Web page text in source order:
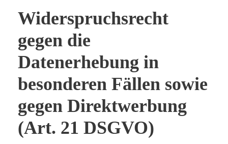
Widerspruchsrecht
gegen die
Datenerhebung in
besonderen Fällen sowie
gegen Direktwerbung
(Art. 21 DSGVO)